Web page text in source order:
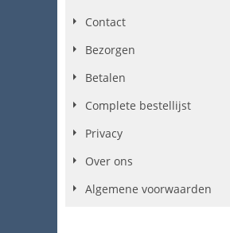
Contact
Bezorgen
Betalen
Complete bestellijst
Privacy
Over ons
Algemene voorwaarden